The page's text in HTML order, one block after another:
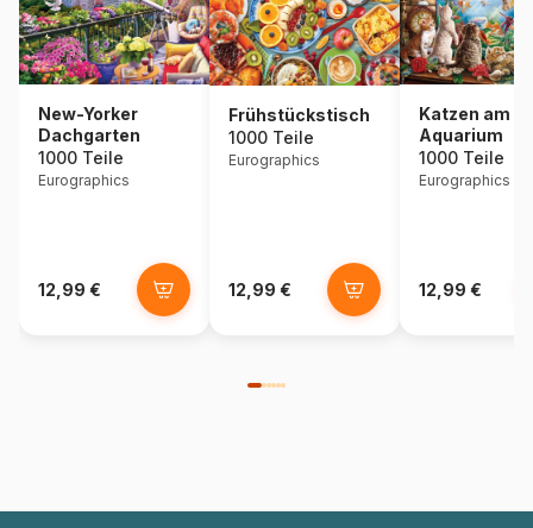
New-Yorker
Dachgarten
1000 Teile
Eurographics
12,99 €
Frühstückstisch
1000 Teile
Eurographics
12,99 €
Katzen am
Aquarium
1000 Teile
Eurographics
12,99 €